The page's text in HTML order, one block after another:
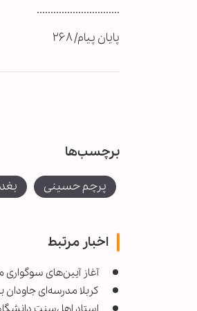
..............................
پایان پیام/ ۲۶۸
برچسب‌ها
پرچم حسینی
اخبار مرتبط
آغاز آیین‌های سوگواری
کربلا مدرسه‌ای